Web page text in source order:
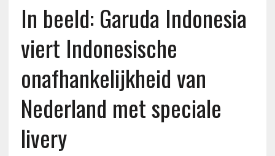
In beeld: Garuda Indonesia
viert Indonesische
onafhankelijkheid van
Nederland met speciale
livery